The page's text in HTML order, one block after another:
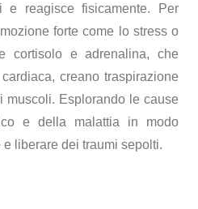
e reagisce fisicamente. Per
forte come lo stress o
cortisolo e adrenalina, che
creano traspirazione
muscoli. Esplorando le cause
e della malattia in modo
liberare dei traumi sepolti.